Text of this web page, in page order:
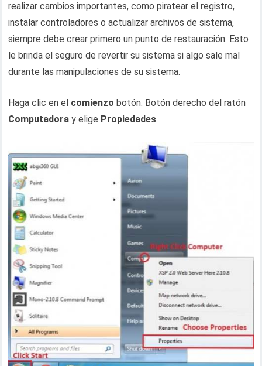
realizar cambios importantes, como piratear el registro,
instalar controladores o actualizar archivos de sistema,
siempre debe crear primero un punto de restauración. Esto
le brinda el seguro de revertir su sistema si algo sale mal
durante las manipulaciones de su sistema.
Haga clic en el comienzo botón. Botón derecho del ratón
Computadora y elige Propiedades.